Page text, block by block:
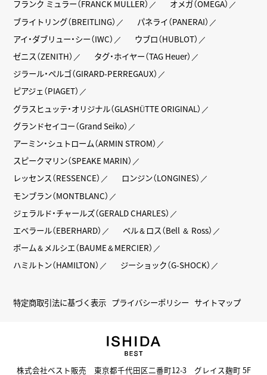
フランク ミュラー（FRANCK MULLER）
オメガ（OMEGA）
ブライトリング（BREITLING）
パネライ（PANERAI）
アイ・ダブリュー・シー（IWC）
ウブロ（HUBLOT）
ゼニス（ZENITH）
タグ・ホイヤー（TAG Heuer）
ジラール・ペルゴ（GIRARD-PERREGAUX）
ピアジェ（PIAGET）
グラスヒュッテ・オリジナル（GLASHÜTTE ORIGINAL）
グランドセイコー（Grand Seiko）
アーミン・シュトローム（ARMIN STROM）
スピークマリン（SPEAKE MARIN）
レッセンス（RESSENCE）
ロンジン（LONGINES）
モンブラン（MONTBLANC）
ジェラルド・チャールズ（GERALD CHARLES）
エベラール（EBERHARD）
ベル＆ロス（Bell ＆ Ross）
ボーム＆メルシエ（BAUME＆MERCIER）
ハミルトン（HAMILTON）
ジーショック（G-SHOCK）
特定商取引法に基づく表示 プライバシーポリシー サイトマップ
株式会社ベスト販売 東京都千代田区二番町12-3 グレイス麹町 5F